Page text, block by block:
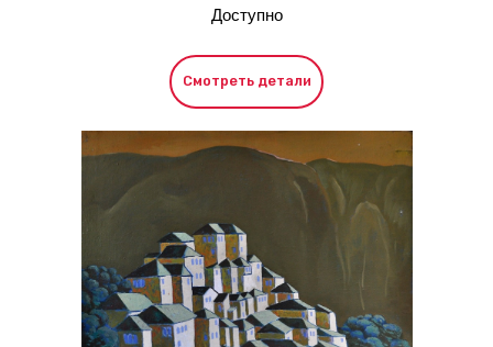
Доступно
Смотреть детали